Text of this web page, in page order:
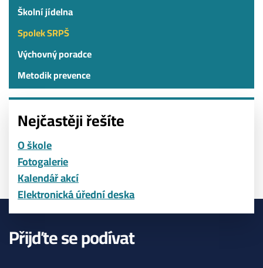
Školní jídelna
Spolek SRPŠ
Výchovný poradce
Metodik prevence
Nejčastěji řešíte
O škole
Fotogalerie
Kalendář akcí
Elektronická úřední deska
Přijďte se podívat